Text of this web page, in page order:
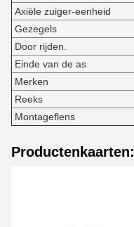
Axiële zuiger-eenheid
Gezegels
Door rijden.
Einde van de as
Merken
Reeks
Montageflens
Productenkaarten: